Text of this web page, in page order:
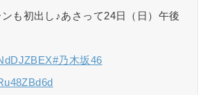
も初出し♪あさって24日（日）午後
#乃木坂46